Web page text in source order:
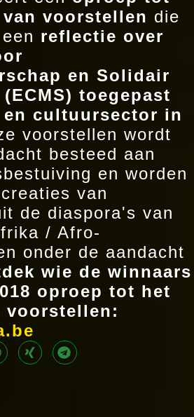
voorstellen die
reflectie over
en Solidair
toegepast
cultuursector in
voorstellen wordt
besteed aan
en worden
van
de diaspora's van
/ Afro-
onder de aandacht
wie de winnaars
oproep tot het
voorstellen: